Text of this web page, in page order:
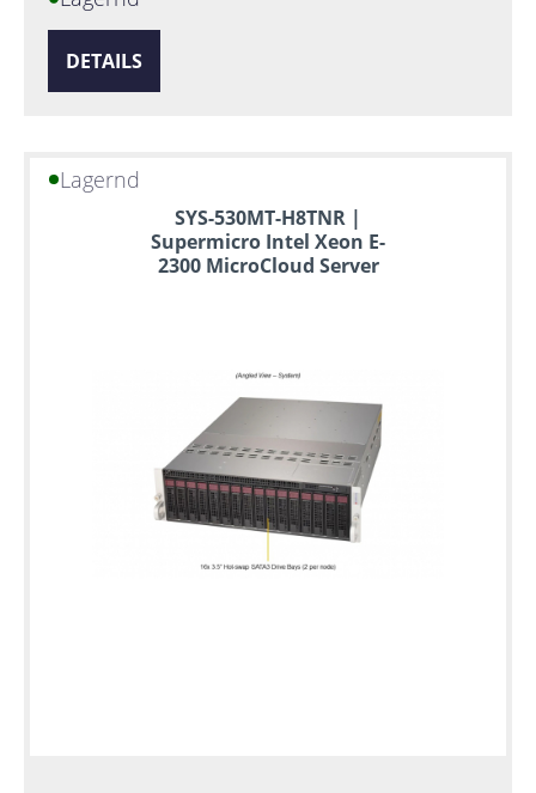
DETAILS
Lagernd
SYS-530MT-H8TNR |
Supermicro Intel Xeon E-
2300 MicroCloud Server